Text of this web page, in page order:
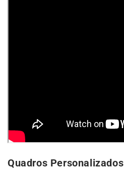
Quadros Personalizados